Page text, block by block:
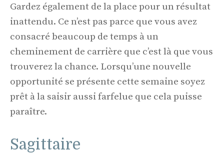
Gardez également de la place pour un résultat
inattendu. Ce n’est pas parce que vous avez
consacré beaucoup de temps à un
cheminement de carrière que c’est là que vous
trouverez la chance. Lorsqu’une nouvelle
opportunité se présente cette semaine soyez
prêt à la saisir aussi farfelue que cela puisse
paraître.
Sagittaire